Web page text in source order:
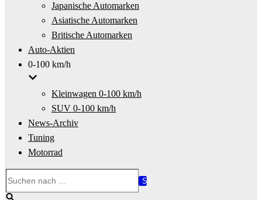
Japanische Automarken
Asiatische Automarken
Britische Automarken
Auto-Aktien
0-100 km/h
Kleinwagen 0-100 km/h
SUV 0-100 km/h
News-Archiv
Tuning
Motorrad
nach …